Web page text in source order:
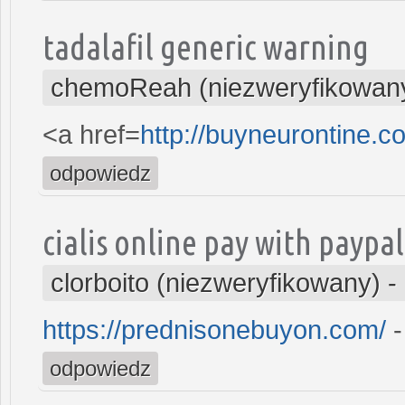
tadalafil generic warning
chemoReah
<a href=http://
odpowiedz
cialis online pay with paypal
clorboito (niezweryfikowany) -
https://prednisonebuyon.com/
odpowiedz